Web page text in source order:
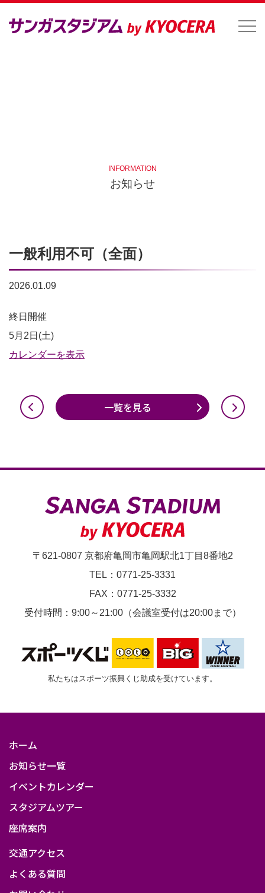
INFORMATION
お知らせ
一般利用不可（全面）
2026.01.09
一
般
利
終日開催
5月2日(土)
カレンダーを表示
一覧を見る
〒621-0807 京都府亀岡市亀岡駅北1丁目8番地2
TEL：0771-25-3331
FAX：0771-25-3332
受付時間：9:00～21:00（会議室受付は20:00まで）
私たちはスポーツ振興くじ助成を受けています。
ホーム
お知らせ一覧
イベントカレンダー
スタジアムツアー
座席案内
交通アクセス
よくある質問